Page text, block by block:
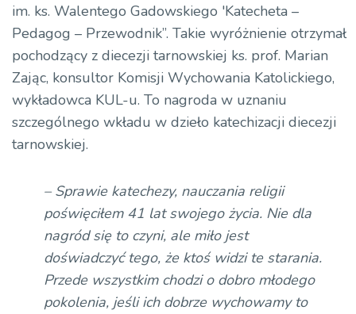
im. ks. Walentego Gadowskiego 'Katecheta –
Pedagog – Przewodnik”. Takie wyróżnienie otrzymał
pochodzący z diecezji tarnowskiej ks. prof. Marian
Zając, konsultor Komisji Wychowania Katolickiego,
wykładowca KUL-u. To nagroda w uznaniu
szczególnego wkładu w dzieło katechizacji diecezji
tarnowskiej.
– Sprawie katechezy, nauczania religii
poświęciłem 41 lat swojego życia. Nie dla
nagród się to czyni, ale miło jest
doświadczyć tego, że ktoś widzi te starania.
Przede wszystkim chodzi o dobro młodego
pokolenia, jeśli ich dobrze wychowamy to